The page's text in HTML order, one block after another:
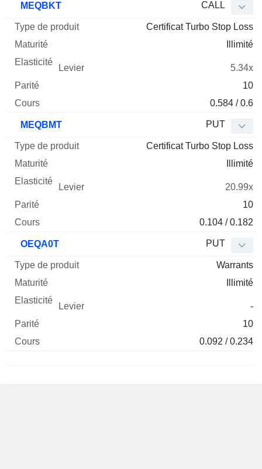
MEQBKT CALL
Certificat Turbo Stop Loss
Illimité
5.34x
10
0.584 / 0.6
MEQBMT PUT
Certificat Turbo Stop Loss
Illimité
20.99x
10
0.104 / 0.182
OEQA0T PUT
Warrants
Illimité
-
10
0.092 / 0.234